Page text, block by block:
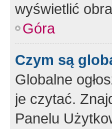
wyświetlić
Góra
Czym są
Globalne
je czytać.
Panelu